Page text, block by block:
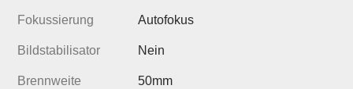
Fokussierung Autofokus
Bildstabilisator Nein
Brennweite 50mm